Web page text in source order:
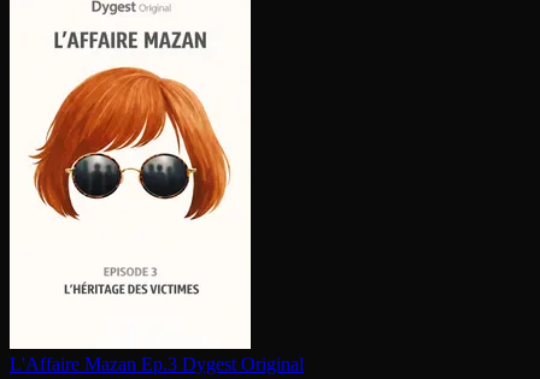
L'Affaire Mazan Ep.3 Dygest Original